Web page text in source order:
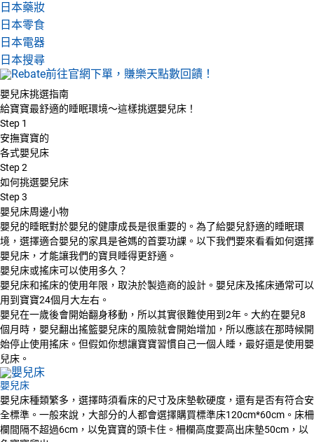
日本藥妝
日本零食
日本電器
日本搜尋
嬰兒床挑選指南
給寶寶最舒適的睡眠環境～這樣挑選嬰兒床！
Step 1
安撫寶寶的
各式嬰兒床
Step2
如何挑選嬰兒床
Step3
嬰兒床周邊小物
嬰兒的睡眠對於嬰兒的健康成長是很重要的。為了給嬰兒舒適的睡眠環
境，選擇適合嬰兒的家具是爸媽的首要功課。以下我們要來看看如何選擇
嬰兒床，才能讓我們的寶貝睡得更舒適。
嬰兒床或搖床可以使用多久？
嬰兒床和搖床的使用年限，取決於製造商的設計。嬰兒床及搖床通常可以
用到寶寶24個月大左右。
嬰兒在一歲後會開始翻身移動，所以其實很難使用到2年。大約在嬰兒8
個月時，嬰兒翻出搖籃嬰兒床的風險就會開始增加，所以應該在那時候開
始停止使用搖床。但假如你想讓寶寶習慣自己一個人睡，最好還是使用嬰
兒床。
嬰兒床
嬰兒床種類繁多，選擇時須看床的尺寸及床墊軟硬度，還有是否有符合安
全標準。一般來說，大部分的人都會選擇購買標準床120cm*60cm。床柵
欄間隔不超過6cm，以免寶寶的頭卡住。柵欄高度要高出床墊50cm，以